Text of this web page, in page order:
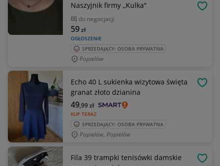
Naszyjnik firmy ,,Kulka"
do negocjacji
OGŁOSZENIE
59zł
SPRZEDAJĄCY: OSOBA PRYWATNA
Popielów
Echo 40 L sukienka wizytowa święta
granat złoto dzianina
KUP TERAZ
49,99zł
SPRZEDAJĄCY: OSOBA PRYWATNA
Popielów, Popielów
Fila 39 trampki tenisówki damskie